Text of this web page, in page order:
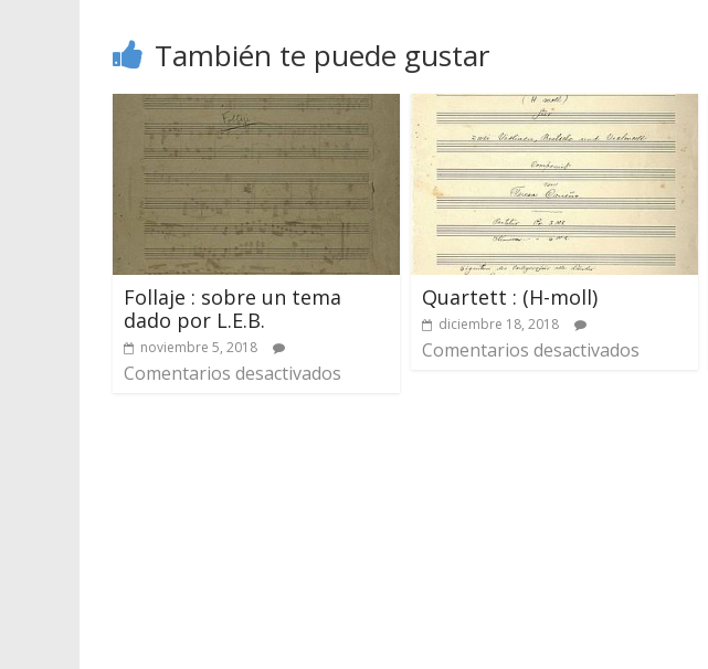
También te puede gustar
Follaje : sobre un tema
dado por L.E.B.
noviembre 5, 2018
Comentarios desactivados
Quartett : (H-moll)
diciembre 18, 2018
Comentarios desactivados